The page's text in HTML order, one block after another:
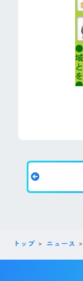
トップ ニュース